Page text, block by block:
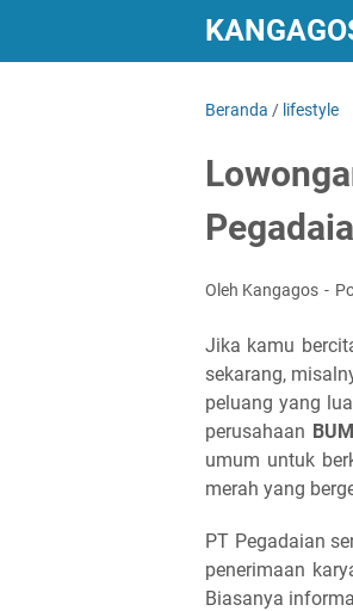
Beranda / lifestyle
Oleh Kangagos
Jika kamu
sekarang,
peluang yang
perusahaan
umum untuk
merah yang
PT Pegadaian
penerimaan
Biasanya